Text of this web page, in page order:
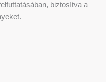
biztosítva a